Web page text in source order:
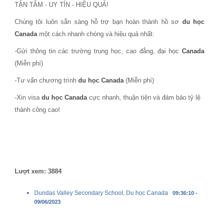
TẬN TÂM - UY TÍN - HIỆU QUẢ!
Chúng tôi luôn sẵn sàng hỗ trợ bạn hoàn thành hồ sơ du học
Canada một cách nhanh chóng và hiệu quả nhất:
-Gửi thông tin các trường trung học, cao đẳng, đại học Canada
(Miễn phí)
-Tư vấn chương trình du học Canada (Miễn phí)
-Xin visa du học Canada cực nhanh, thuận tiện và đảm bảo tỷ lệ
thành công cao!
Lượt xem: 3884
Dundas Valley Secondary School, Du học Canada 09:36:10 -
09/06/2023